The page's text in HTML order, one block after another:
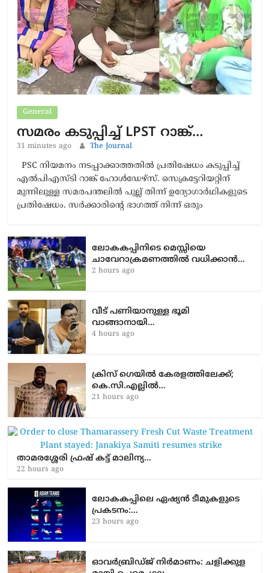
General
സമരം കടുപ്പിച്ച് LPST റാങ്ക്…
31 minutes ago The Journal
PSC നിയമനം നടപ്പാക്കാത്തതിൽ പ്രതിഷേധം കടുപ്പിച്ച്
എൽപിഎസ്ടി റാങ്ക് ഹോൾഡേഴ്സ്. സെക്രട്ടേറിയറ്റിന്
മുന്നിലുള്ള സമരപന്തലിൽ പുല്ല് തിന്ന് ഉദ്യോഗാർഥികളുടെ
പ്രതിഷേധം. സർക്കാരിന്റെ ഭാഗത്ത് നിന്ന് ഒരും
ലോകകപ്പിനിടെ മെസ്സിയെ
ചാവേറാക്രമണത്തിൽ വധിക്കാൻ…
2 hours ago
വീട് പണിയാനുള്ള ഭൂമി
വാങ്ങാനായി…
4 hours ago
ക്രിസ് ഗെയിൽ കേരളത്തിലേക്ക്;
കെ.സി.എല്ലിൽ…
21 hours ago
താമരശ്ശേരി ഫ്രഷ് കട്ട് മാലിന്യ…
22 hours ago
ലോകകപ്പിലെ ഏഷ്യന്‍ ടീമുകളുടെ
പ്രകടനം:…
23 hours ago
ഓവർബ്രിഡ്ജ് നിർമാണം: ച​ളി​ക്കു​ള​